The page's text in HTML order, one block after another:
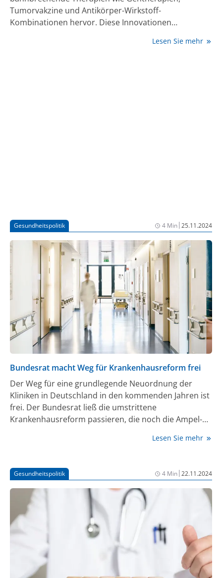
Tumorvakzine und Antikörper-Wirkstoff-
Kombinationen hervor. Diese Innovationen
korrigieren, das Immunsystem gegen Tumore zu
Lesen Sie mehr
Gesundheitspolitik 4 Min|25.11.2024
Bundesrat macht Weg für Krankenhausreform frei
Der Weg für eine grundlegende Neuordnung der
Kliniken in Deutschland in den kommenden Jahren ist
frei. Der Bundesrat ließ die umstrittene
Krankenhausreform passieren, die noch die Ampel-
mehrerer Länder fand eine Anrufung des
Bundestag nicht die erforderliche Mehrheit.
Gesundheitsminister Karl Lauterbach (SPD) sprach
von einem „guten Tag für Patientinnen und
Patienten“, deren Versorgung sich beispielsweise bei
Krebserkrankungen verbessern werde. In den
Regierungen Thüringens und Brandenburgs traten im
Ringen um das Abstimmungsverhalten im Bundesrat
offene Konflikte zutage.
Lesen Sie mehr
Gesundheitspolitik 4 Min|22.11.2024